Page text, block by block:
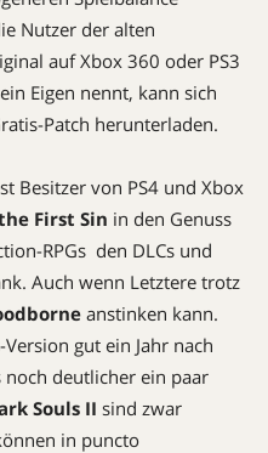
Nutzer der alten
auf Xbox 360 oder PS3
Eigen nennt, kann sich
Patch herunterladen.
Besitzer von PS4 und Xbox
First Sin in den Genuss
RPGs  den DLCs und
Auch wenn Letztere trotz
anstinken kann.
gut ein Jahr nach
deutlicher ein paar
Souls II sind zwar
in puncto